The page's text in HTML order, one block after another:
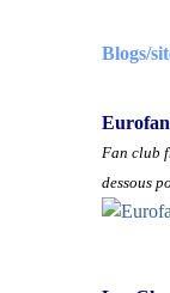
Blogs/
Fan club
dessous